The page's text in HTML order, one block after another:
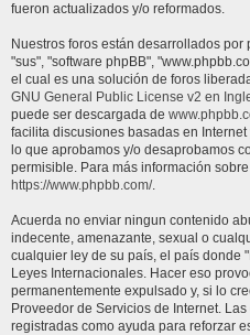
fueron actualizados y/o reformados.
Nuestros foros están desarrollados
"sus", "software phpBB",
el cual es una solución de foros
GNU General Public License v2 en
puede ser descargada de
facilita discusiones basadas en
lo que aprobamos y/o desaprobamos
permisible. Para más información
https://www.phpbb.com/.
Acuerda no enviar ningun contenido
indecente, amenazante, sexual o
cualquier ley de su país, el país donde
Leyes Internacionales. Hacer eso
permanentemente expulsado y, si lo
Proveedor de Servicios de Internet.
registradas como ayuda para reforzar